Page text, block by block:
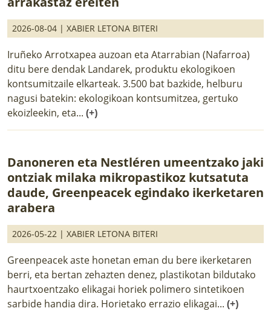
2026-08-04 | XABIER LETONA BITERI
Iruñeko Arrotxapea auzoan eta Atarrabian (Nafarroa)
ditu bere dendak Landarek, produktu ekologikoen
kontsumitzaile elkarteak. 3.500 bat bazkide, helburu
nagusi batekin: ekologikoan kontsumitzea, gertuko
ekoizleekin, eta... (+)
Danoneren eta Nestléren umeentzako jaki
ontziak milaka mikropastikoz kutsatuta
daude, Greenpeacek egindako ikerketaren
arabera
2026-05-22 | XABIER LETONA BITERI
Greenpeacek aste honetan eman du bere ikerketaren
berri, eta bertan zehazten denez, plastikotan bildutako
haurtxoentzako elikagai horiek polimero sintetikoen
sarbide handia dira. Horietako errazio elikagai... (+)